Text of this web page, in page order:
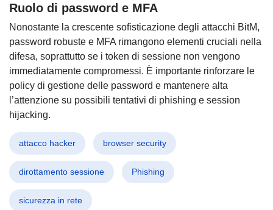
Ruolo di password e MFA
Nonostante la crescente sofisticazione degli attacchi BitM,
password robuste e MFA rimangono elementi cruciali nella
difesa, soprattutto se i token di sessione non vengono
immediatamente compromessi. È importante rinforzare le
policy di gestione delle password e mantenere alta
l’attenzione su possibili tentativi di phishing e session
hijacking.
attacco hacker browser security
dirottamento sessione Phishing
sicurezza in rete